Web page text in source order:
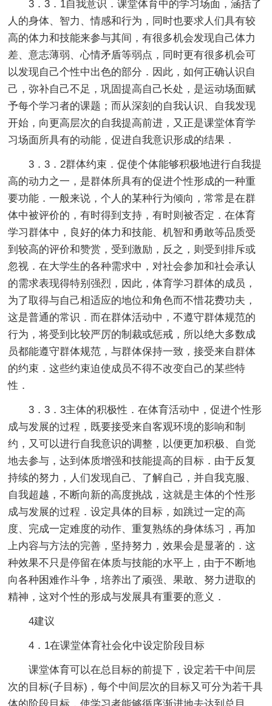
3．3．1自我意识．课堂体育中的学习场面，涵括了
人的身体、智力、情感和行为，同时也要求人们具有较
高的体力和技能来参与其间，有很多机会发现自己体力
差、意志薄弱、心情矛盾等弱点，同时更有很多机会可
以发现自己个性中出色的部分．因此，如何正确认识自
己，弥补自己不足，巩固提高自己长处，是运动场面赋
予每个学习者的课题；而从深刻的自我认识、自我发现
开始，向更高层次的自我提高前进，又正是课堂体育学
习场面所具有的动能，促进自我意识形成的结果．
3．3．2群体约束．促使个体能够积极地进行自我提
高的动力之一，是群体所具有的促进个性形成的一种重
要功能．一般来说，个人的某种行为倾向，常常是在群
体中被评价的，有时得到支持，有时则被否定．在体育
学习群体中，良好的体力和技能、机智和勇敢等品质受
到较高的评价和赞赏，受到激励，反之，则受到排斥或
忽视．在大学生的各种需求中，对社会参加和社会承认
的需求表现得特别强烈，因此，体育学习群体的成员，
为了取得与自己相适应的地位和角色而不惜花费功夫，
这是普通的常识．而在群体活动中，不遵守群体规范的
行为，将受到比较严厉的制裁或惩戒，所以绝大多数成
员都能遵守群体规范，与群体保持一致，接受来自群体
的约束．这些约束迫使成员不得不改变自己的某些特
性．
3．3．3主体的积极性．在体育活动中，促进个性形
成与发展的过程，既要接受来自客观环境的影响和制
约，又可以进行自我意识的调整，以便更加积极、自觉
地去参与，达到体质增强和技能提高的目标．由于反复
持续的努力，人们发现自己、了解自己，并自我克服、
自我超越，不断向新的高度挑战，这就是主体的个性形
成与发展的过程．设定具体的目标，如跳过一定的高
度、完成一定难度的动作、重复熟练的身体练习，再加
上内容与方法的完善，坚持努力，效果会是显著的．这
种效果不只是停留在体质与技能的水平上，由于不断地
向各种困难作斗争，培养出了顽强、果敢、努力进取的
精神，这对个性的形成与发展具有重要的意义．
4建议
4．1在课堂体育社会化中设定阶段目标
课堂体育可以在总目标的前提下，设定若干中间层
次的目标(子目标)，每个中间层次的目标又可分为若干具